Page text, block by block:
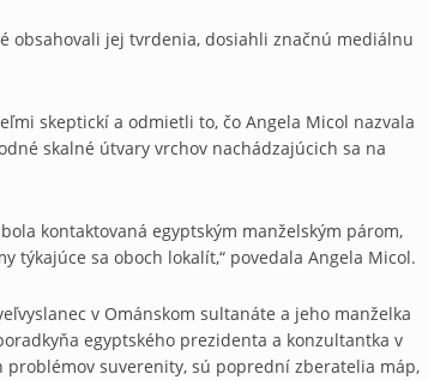
obsahovali jej tvrdenia, dosiahli značnú mediálnu
skeptickí a odmietli to, čo Angela Micol nazvala
skalné útvary vrchov nachádzajúcich sa na
kontaktovaná egyptským manželským párom,
týkajúce sa oboch lokalít,“ povedala Angela Micol.
v Ománskom sultanáte a jeho manželka
egyptského prezidenta a konzultantka v
suverenity, sú poprední zberatelia máp,